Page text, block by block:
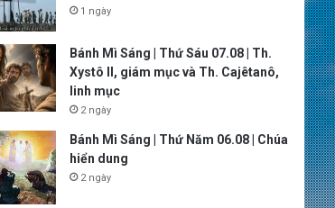
1 ngày
Bánh Mì Sáng | Thứ Sáu 07.08 | Th.
Xystô II, giám mục và Th. Cajêtanô,
linh mục
2 ngày
Bánh Mì Sáng | Thứ Năm 06.08 | Chúa
hiển dung
2 ngày